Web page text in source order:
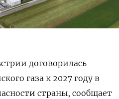
договорилась
газа к 2027 году в
страны, сообщает